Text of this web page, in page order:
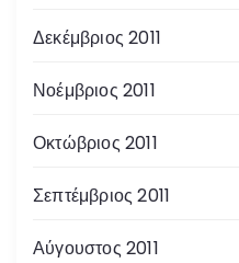
Δεκέμβριος 2011
Νοέμβριος 2011
Οκτώβριος 2011
Σεπτέμβριος 2011
Αύγουστος 2011